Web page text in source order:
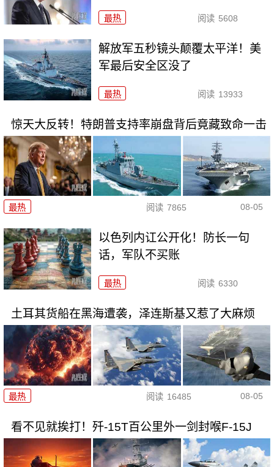
最热 阅读 5608
解放军五秒镜头颠覆太平洋！美
军最后安全区没了
最热 阅读 13933
惊天大反转！特朗普支持率崩盘背后竟藏致命一击
最热 阅读 7865 08-05
以色列内讧公开化！防长一句
话，军队不买账
最热 阅读 6330
土耳其货船在黑海遭袭，泽连斯基又惹了大麻烦
最热 阅读 16485 08-05
看不见就挨打！歼-15T百公里外一剑封喉F-15J